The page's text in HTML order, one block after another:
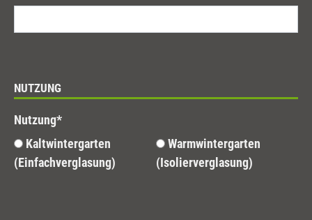
NUTZUNG
Nutzung*
(Einfachverglasung)
(Isolierverglasung)